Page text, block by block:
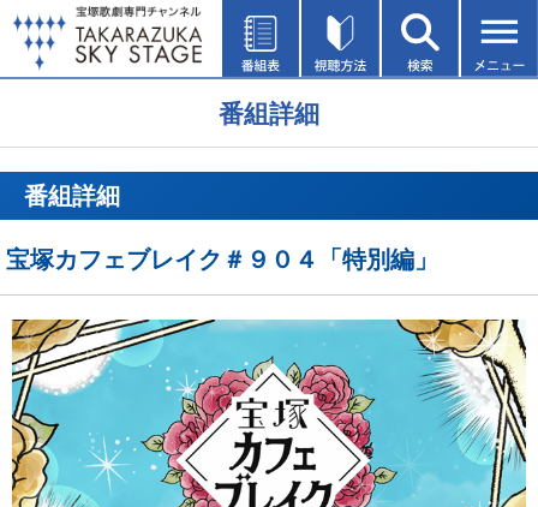
番組詳細
番組詳細
宝塚カフェブレイク＃９０４「特別編」